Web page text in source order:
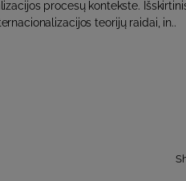
procesų kontekste.
teorijų raidai, in..